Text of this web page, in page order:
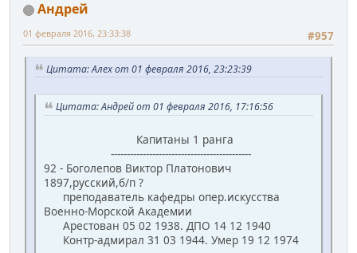
Андрей
#957
01 февраля 2016, 23:33:38
Цитата: Алех от 01 февраля 2016, 23:23:39
Цитата: Андрей от 01 февраля 2016, 17:16:56
Капитаны 1 ранга
--------------------------------------------
92 - Боголепов Виктор Платонович
1897,русский,б/п ?
преподаватель кафедры опер.искусства
Военно-Морской Академии
Арестован 05 02 1938. ДПО 14 12 1940
Контр-адмирал 31 03 1944. Умер 19 12 1974